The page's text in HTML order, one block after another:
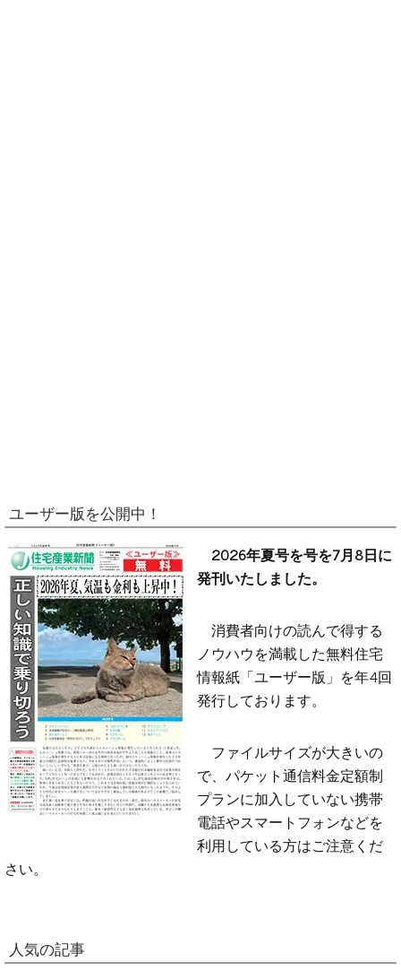
ユーザー版を公開中！
2026年夏号を号を7月8日に
発刊いたしました。
消費者向けの読んで得する
ノウハウを満載した無料住宅
情報紙「ユーザー版」を年4回
発行しております。
ファイルサイズが大きいの
で、パケット通信料金定額制
プランに加入していない携帯
電話やスマートフォンなどを
利用している方はご注意くだ
さい。
人気の記事